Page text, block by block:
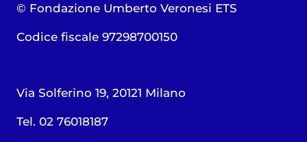
© Fondazione Umberto Veronesi ETS
Codice fiscale 97298700150
Via Solferino 19, 20121 Milano
Tel. 02 76018187